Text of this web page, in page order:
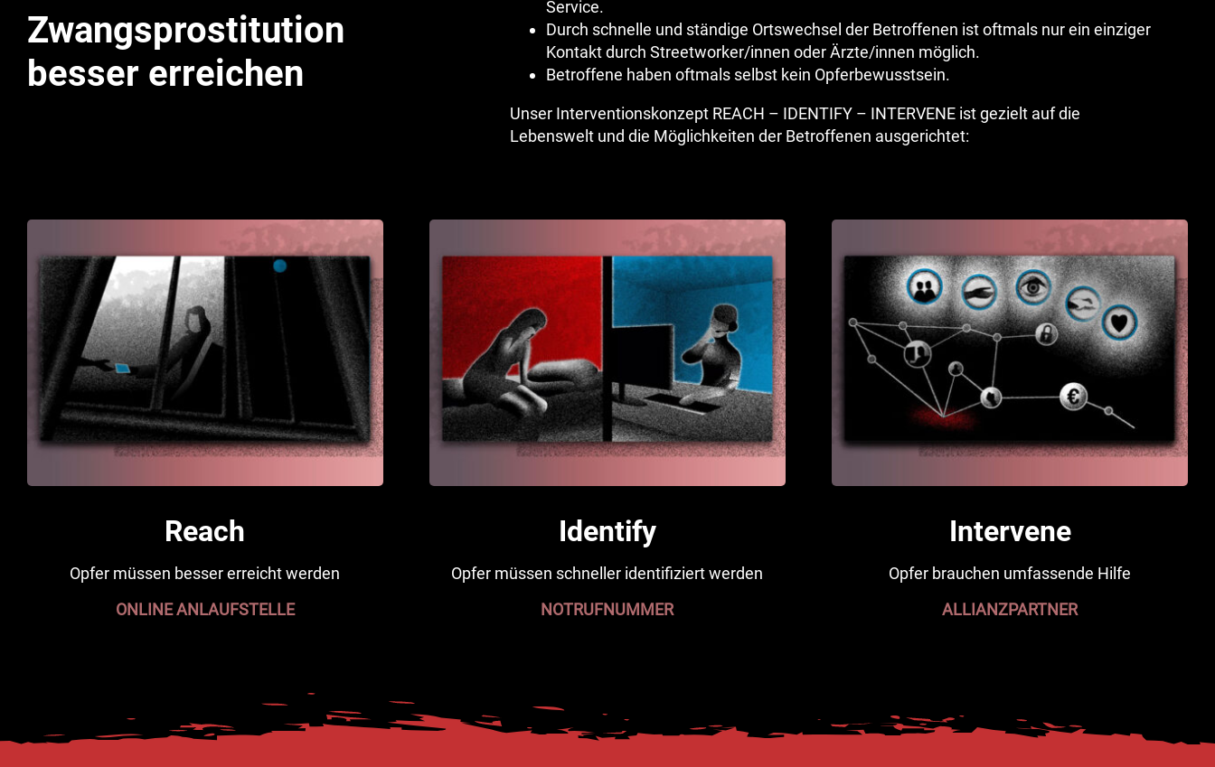
Zwangsprostitution
besser erreichen
Service.
Durch schnelle und ständige Ortswechsel der Betroffenen ist oftmals nur ein einziger
Kontakt durch Streetworker/innen oder Ärzte/innen möglich.
Betroffene haben oftmals selbst kein Opferbewusstsein.
Unser Interventionskonzept REACH – IDENTIFY – INTERVENE ist gezielt auf die
Lebenswelt und die Möglichkeiten der Betroffenen ausgerichtet:
Reach
Opfer müssen besser erreicht werden
ONLINE ANLAUFSTELLE
Identify
Opfer müssen schneller identifiziert werden
NOTRUFNUMMER
Intervene
Opfer brauchen umfassende Hilfe
ALLIANZPARTNER